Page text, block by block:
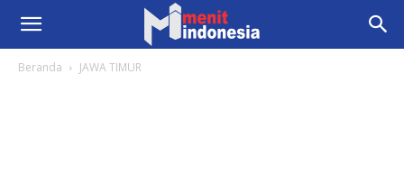
Beranda JAWA TIMUR